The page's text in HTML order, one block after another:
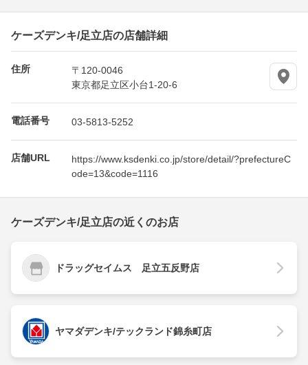
ケーズデンキ/足立店の店舗詳細
住所
〒120-0046
東京都足立区小台1-20-6
電話番号 03-5813-5252
店舗URL
https://www.ksdenki.co.jp/store/detail/?prefectureC
ode=13&code=1116
ケーズデンキ/足立店の近くのお店
ドラッグセイムス 足立五反野店
ヤマダデンキ/テックランド錦糸町店